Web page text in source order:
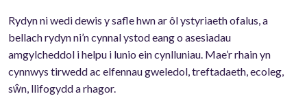
Rydyn ni wedi dewis y safle hwn ar ôl ystyriaeth ofalus, a
bellach rydyn ni’n cynnal ystod eang o asesiadau
amgylcheddol i helpu i lunio ein cynlluniau. Mae’r rhain yn
cynnwys tirwedd ac elfennau gweledol, treftadaeth, ecoleg,
sŵn, llifogydd a rhagor.